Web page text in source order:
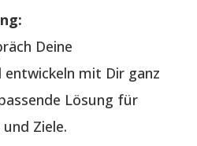
Deine
entwickeln mit Dir ganz
Lösung für
Ziele.